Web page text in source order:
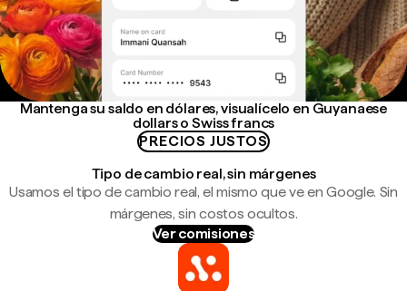
Mantenga su saldo en dólares, visualícelo en Guyanaese
dollars o Swiss francs
PRECIOS JUSTOS
Tipo de cambio real, sin márgenes
Usamos el tipo de cambio real, el mismo que ve en Google. Sin
márgenes, sin costos ocultos.
Ver comisiones